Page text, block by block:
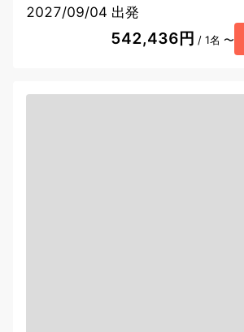
2027/09/04 出発
542,436円 / 1名 〜